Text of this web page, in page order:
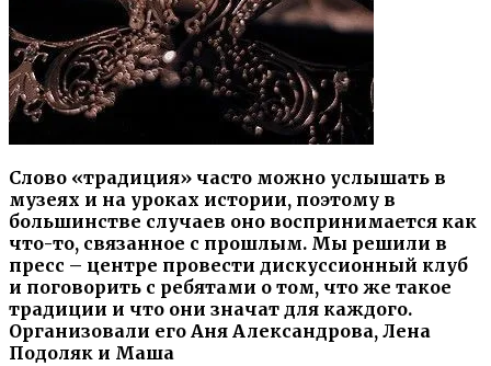
Слово «традиция» часто можно услышать в
музеях и на уроках истории, поэтому в
большинстве случаев оно воспринимается как
что-то, связанное с прошлым. Мы решили в
пресс – центре провести дискуссионный клуб
и поговорить с ребятами о том, что же такое
традиции и что они значат для каждого.
Организовали его Аня Александрова, Лена
Подоляк и Маша